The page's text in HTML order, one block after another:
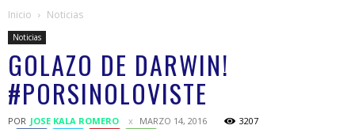
Inicio Noticias
Noticias
GOLAZO DE DARWIN!
#PORSINOLOVISTE
POR JOSE KALA ROMERO MARZO 14, 2016 3207